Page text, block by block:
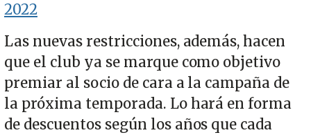
2022
Las nuevas restricciones, además, hacen
que el club ya se marque como objetivo
premiar al socio de cara a la campaña de
la próxima temporada. Lo hará en forma
de descuentos según los años que cada